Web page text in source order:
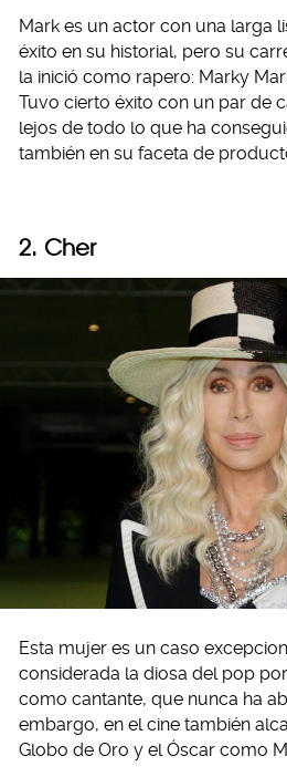
Mark es un actor con una larga
éxito en su historial, pero su
la inició como rapero: Marky
Tuvo cierto éxito con un par de
lejos de todo lo que ha
también en su faceta de
2. Cher
Esta mujer es un caso
considerada la diosa del pop
como cantante, que nunca ha
embargo, en el cine también
Globo de Oro y el Óscar como